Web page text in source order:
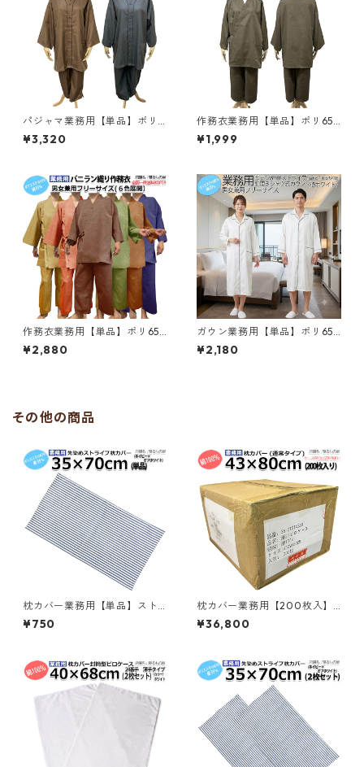
パジャマ業務用【単品】ポリ6
5% 綿35% 大人用フリーサイズ
ヘリンボーン織り 前ボタン開
三露産業 病衣 部屋着 ホテル
旅館 民宿 民泊／369664000
-ブラウン／369664010-グレ
ーネイビー
¥3,320
作務衣業務用【単品】ポリ65%
綿35% 大人用フリー バニラン
織り生地 上下セット ライトカ
010
¥1,999
作務衣業務用【単品】ポリ65%
綿35% 大人用フリーサイズ バ
ニラン織り 上下セット 夏向ひ
病衣 部屋着 ホテル 旅館 民宿
¥2,880
ガウン業務用【単品】ポリ65%
綿35% 大人用フリー サテン8
mmストライプ シャツ式ガウ
¥2,180
その他の商品
枕カバー業務用【単品】スト
ライプ ピローケース 封筒型 ポ
リ65% 綿35% 35x70cm 中厚
投函配送）三露産業 ホテル 旅
館 民宿 民泊／363570110
¥750
枕カバー業務用【200枚入】
綿100% 43×80cm 通常タイ
プ ピローケース 封筒型 ホワイ
¥36,800